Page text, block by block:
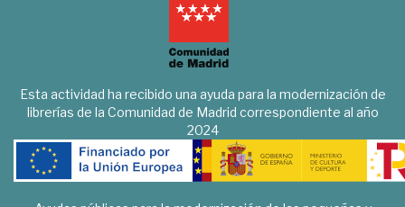
Esta actividad ha recibido una ayuda para la modernización de
librerías de la Comunidad de Madrid correspondiente al año
2024